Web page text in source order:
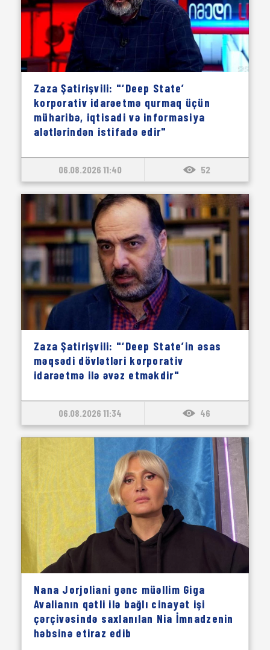
Zaza Şatirişvili: "‘Deep State’
korporativ idarəetmə qurmaq üçün
müharibə, iqtisadi və informasiya
alətlərindən istifadə edir"
06.08.2026 11:40 52
Zaza Şatirişvili: "‘Deep State’in əsas
məqsədi dövlətləri korporativ
idarəetmə ilə əvəz etməkdir"
06.08.2026 11:34 46
Nana Jorjoliani gənc müəllim Giga
Avalianın qətli ilə bağlı cinayət işi
çərçivəsində saxlanılan Nia İmnadzenin
həbsinə etiraz edib